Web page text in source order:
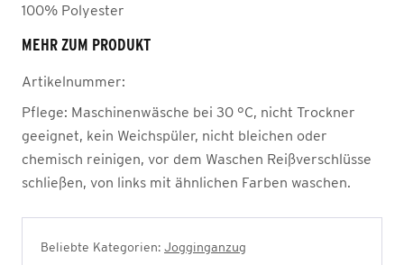
100% Polyester
MEHR ZUM PRODUKT
Artikelnummer:
Pflege: Maschinenwäsche bei 30 °C, nicht Trockner
geeignet, kein Weichspüler, nicht bleichen oder
chemisch reinigen, vor dem Waschen Reißverschlüsse
schließen, von links mit ähnlichen Farben waschen.
Beliebte Kategorien: Jogginganzug